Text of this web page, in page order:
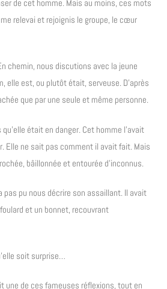
de cet homme. Mais au moins, ces mots
relevai et rejoignis le groupe, le cœur
chemin, nous discutions avec la jeune
elle est, ou plutôt était, serveuse. D’après
que par une seule et même personne.
était en danger. Cet homme l’avait
Elle ne sait pas comment il avait fait. Mais
bâillonnée et entourée d’inconnus.
pas pu nous décrire son assaillant. Il avait
et un bonnet, recouvrant
soit surprise…
une de ces fameuses réflexions, tout en